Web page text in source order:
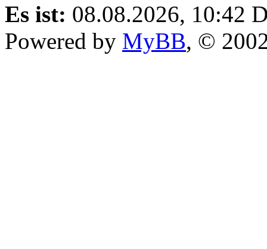
Es ist: 08.08.2026, 10:42
Powered by MyBB, ©